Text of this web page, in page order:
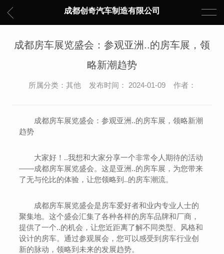
成都创奇汽车制造有限公司
成都房车展览盛会：参观亚洲..的房车展，领
略新潮趋势
所属分类：其他 发布时间： 2024-01-09 作者：
成都房车展览盛会：参观亚洲..的房车展，领略新潮
趋势
大家好！..我想和大家分享一个非常令人期待的活动
——成都房车展览盛会。这是亚洲..的房车展，为您带来
了无与伦比的体验，让您领略到..的房车潮流。
成都房车展览盛会是房车爱好者和业内专业人士的
聚集地。这个盛会汇集了各种各样的房车品牌和厂商，
提供了一个..的机会，让您近距离了解不同类型、风格和
设计的房车。通过参观展会，您可以感受到房车行业创
新的脉动，领略到未来的发展趋势。